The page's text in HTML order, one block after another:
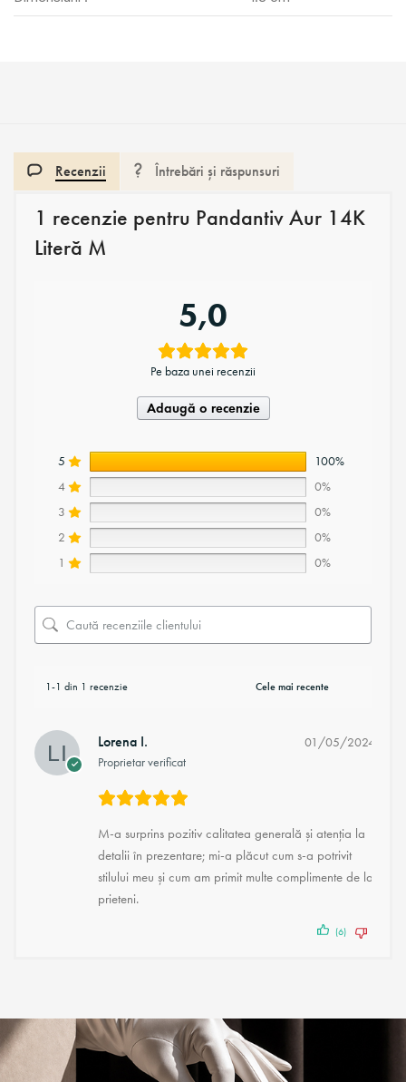
Recenzii Întrebări și răspunsuri
1 recenzie pentru Pandantiv Aur 14K
Literă M
5,0
Pe baza unei recenzii
Adaugă o recenzie
5
100%
4
0%
3
0%
2
0%
1
0%
1-1 din 1 recenzie
Lorena I.
Proprietar verificat
01/05/2024
M-a surprins pozitiv calitatea generală și atenția la
detalii în prezentare; mi-a plăcut cum s-a potrivit
stilului meu și cum am primit multe complimente de la
prieteni.
(6)